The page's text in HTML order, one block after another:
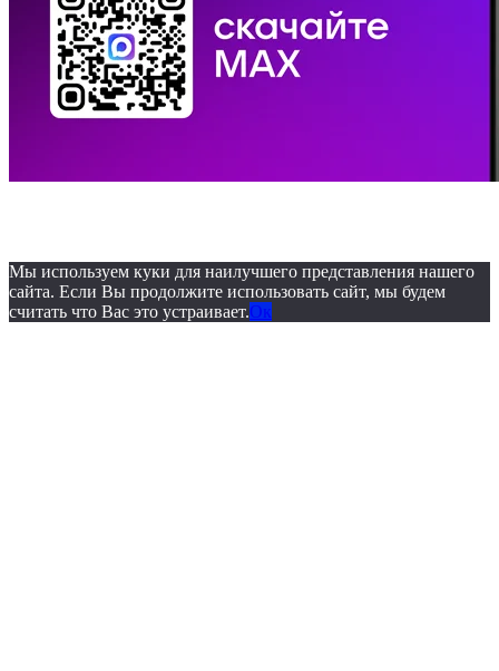
Мы используем куки для наилучшего представления нашего
сайта. Если Вы продолжите использовать сайт, мы будем
считать что Вас это устраивает.Ок